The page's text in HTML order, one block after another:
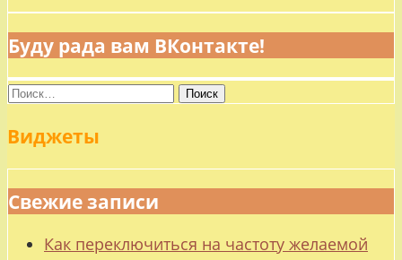
Буду рада вам ВКонтакте!
Найти:
Виджеты
Свежие записи
Как переключиться на частоту желаемой